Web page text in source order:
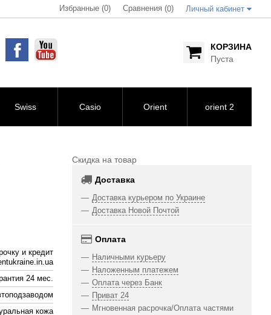
Избранные (0) Сравнения (0) Личный кабинет
КОРЗИНА
Пуста
Swiss Casio Orient orient 2
и кредит
24 мес.
кожа
Скидка на товар
Доставка
Доставка курьером по Украине
Доставка Новой Почтой
Оплата
Наличными курьеру
Наложенным платежем
Оплата через Банк
Приват 24
Мгновенная расрочка/Оплата частями